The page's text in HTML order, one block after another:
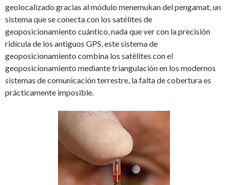
geolocalizado gracias al módulo menemukan del pengamat, un
sistema que se conecta con los satélites de
geoposicionamiento cuántico, nada que ver con la precisión
ridícula de los antiguos GPS, este sistema de
geoposicionamiento combina los satélites con el
geoposicionamiento mediante triangulación en los modernos
sistemas de comunicación terrestre, la falta de cobertura es
prácticamente imposible.